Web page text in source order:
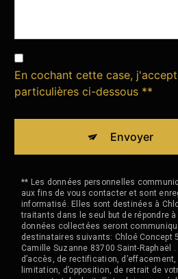
En cochant cette case,
particulières ci-dessous **
Envoyer
** Les données personnelles
aux fins de vous contacter et sont
informatisé. Elles sont destinées à
traitants dans le seul but de répondre
données collectées seront
destinataires suivants: Chloé Concept
Camille Suzanne 83700 Saint-Raphaël
d’accès, de rectification,
limitation, d’opposition, de retrait de